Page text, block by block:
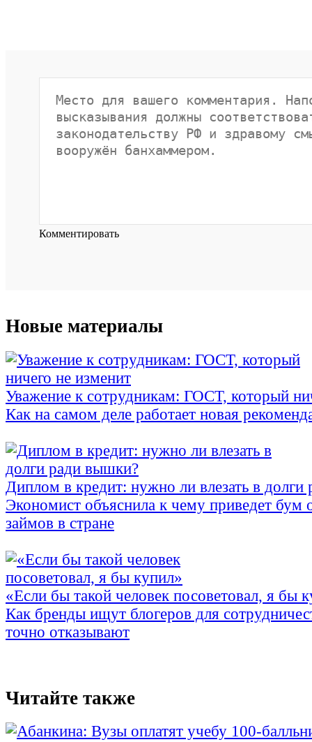
Комментировать
Новые материалы
Уважение к сотрудникам: ГОСТ, который
Как на самом деле работает новая
Диплом в кредит: нужно ли влезать в
Экономист объяснила к чему приведет бум
займов в стране
«Если бы такой человек посоветовал, я бы
Как бренды ищут блогеров для
точно отказывают
Читайте также